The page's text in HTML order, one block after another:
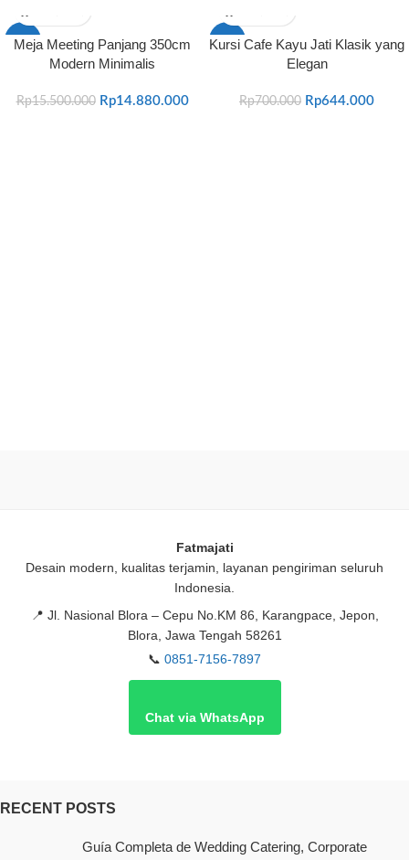
-4%
Meja Meeting Panjang 350cm
Modern Minimalis
Rp15.500.000 Rp14.880.000
-8%
Kursi Cafe Kayu Jati Klasik yang
Elegan
Rp700.000 Rp644.000
Fatmajati
Desain modern, kualitas terjamin, layanan pengiriman seluruh
Indonesia.
📍 Jl. Nasional Blora – Cepu No.KM 86, Karangpace, Jepon,
Blora, Jawa Tengah 58261
📞 0851-7156-7897
Chat via WhatsApp
RECENT POSTS
Guía Completa de Wedding Catering, Corporate